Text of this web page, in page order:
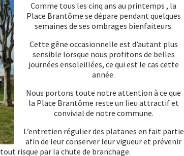
Comme tous les cinq ans au printemps , la
Place Brantôme se dépare pendant quelques
semaines de ses ombrages bienfaiteurs.
Cette gêne occasionnelle est d’autant plus
sensible lorsque nous profitons de belles
journées ensoleillées, ce qui est le cas cette
année.
Nous portons toute notre attention à ce que
la Place Brantôme reste un lieu attractif et
convivial de notre commune.
L’entretien régulier des platanes en fait partie
afin de leur conserver leur vigueur et prévenir
tout risque par la chute de branchage.